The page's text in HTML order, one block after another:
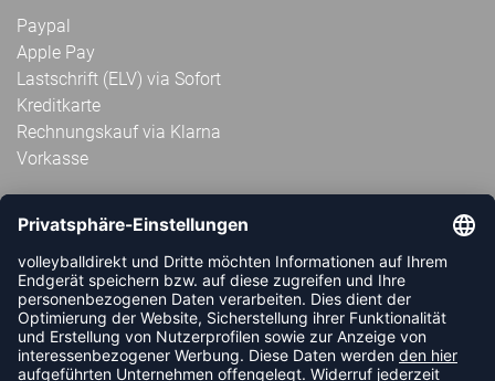
Paypal
Apple Pay
Lastschrift (ELV) via Sofort
Kreditkarte
Rechnungskauf via Klarna
Vorkasse
ABONNIERE JETZT DEN KOSTENLOSEN
VOLLEYBALLDIREKT-NEWSLETTER UND VERPASSE KEINE
NEUIGKEIT ODER AKTION MEHR.
JETZT ANMELDEN